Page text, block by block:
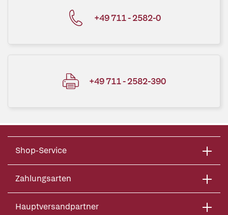
+49 711 - 2582-0
+49 711 - 2582-390
Shop-Service
Zahlungsarten
Hauptversandpartner